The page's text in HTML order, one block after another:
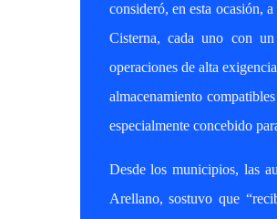
consideró, en esta ocasión,
Cisterna, cada uno con
operaciones de alta
almacenamiento
especialmente concebido
Desde los municipios, las
Arellano, sostuvo que